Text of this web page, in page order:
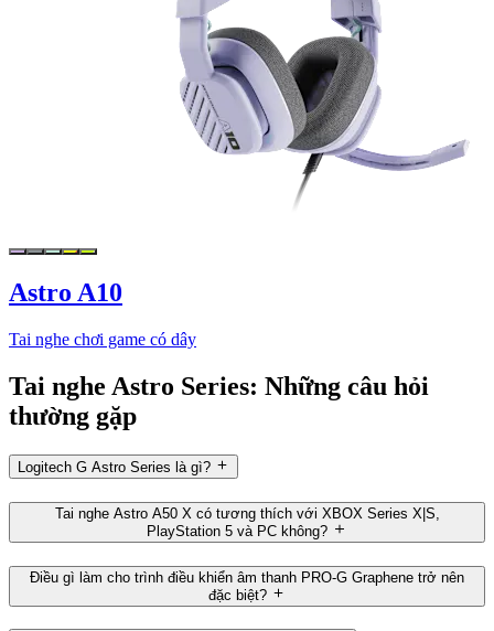
Astro A10
Tai nghe chơi game có dây
Tai nghe Astro Series: Những câu hỏi
thường gặp
Logitech G Astro Series là gì?
Tai nghe Astro A50 X có tương thích với XBOX Series X|S,
PlayStation 5 và PC không?
Điều gì làm cho trình điều khiển âm thanh PRO-G Graphene trở nên
đặc biệt?